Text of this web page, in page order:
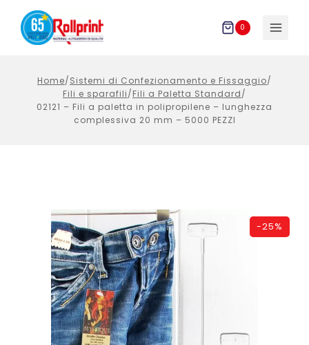
Salta
contenuto
0
Home/Sistemi di Confezionamento e Fissaggio/
Fili e sparafili/Fili a Paletta Standard/
02121 – Fili a paletta in polipropilene – lunghezza
complessiva 20 mm – 5000 PEZZI
-25%